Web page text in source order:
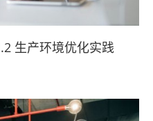
生产环境优化实践